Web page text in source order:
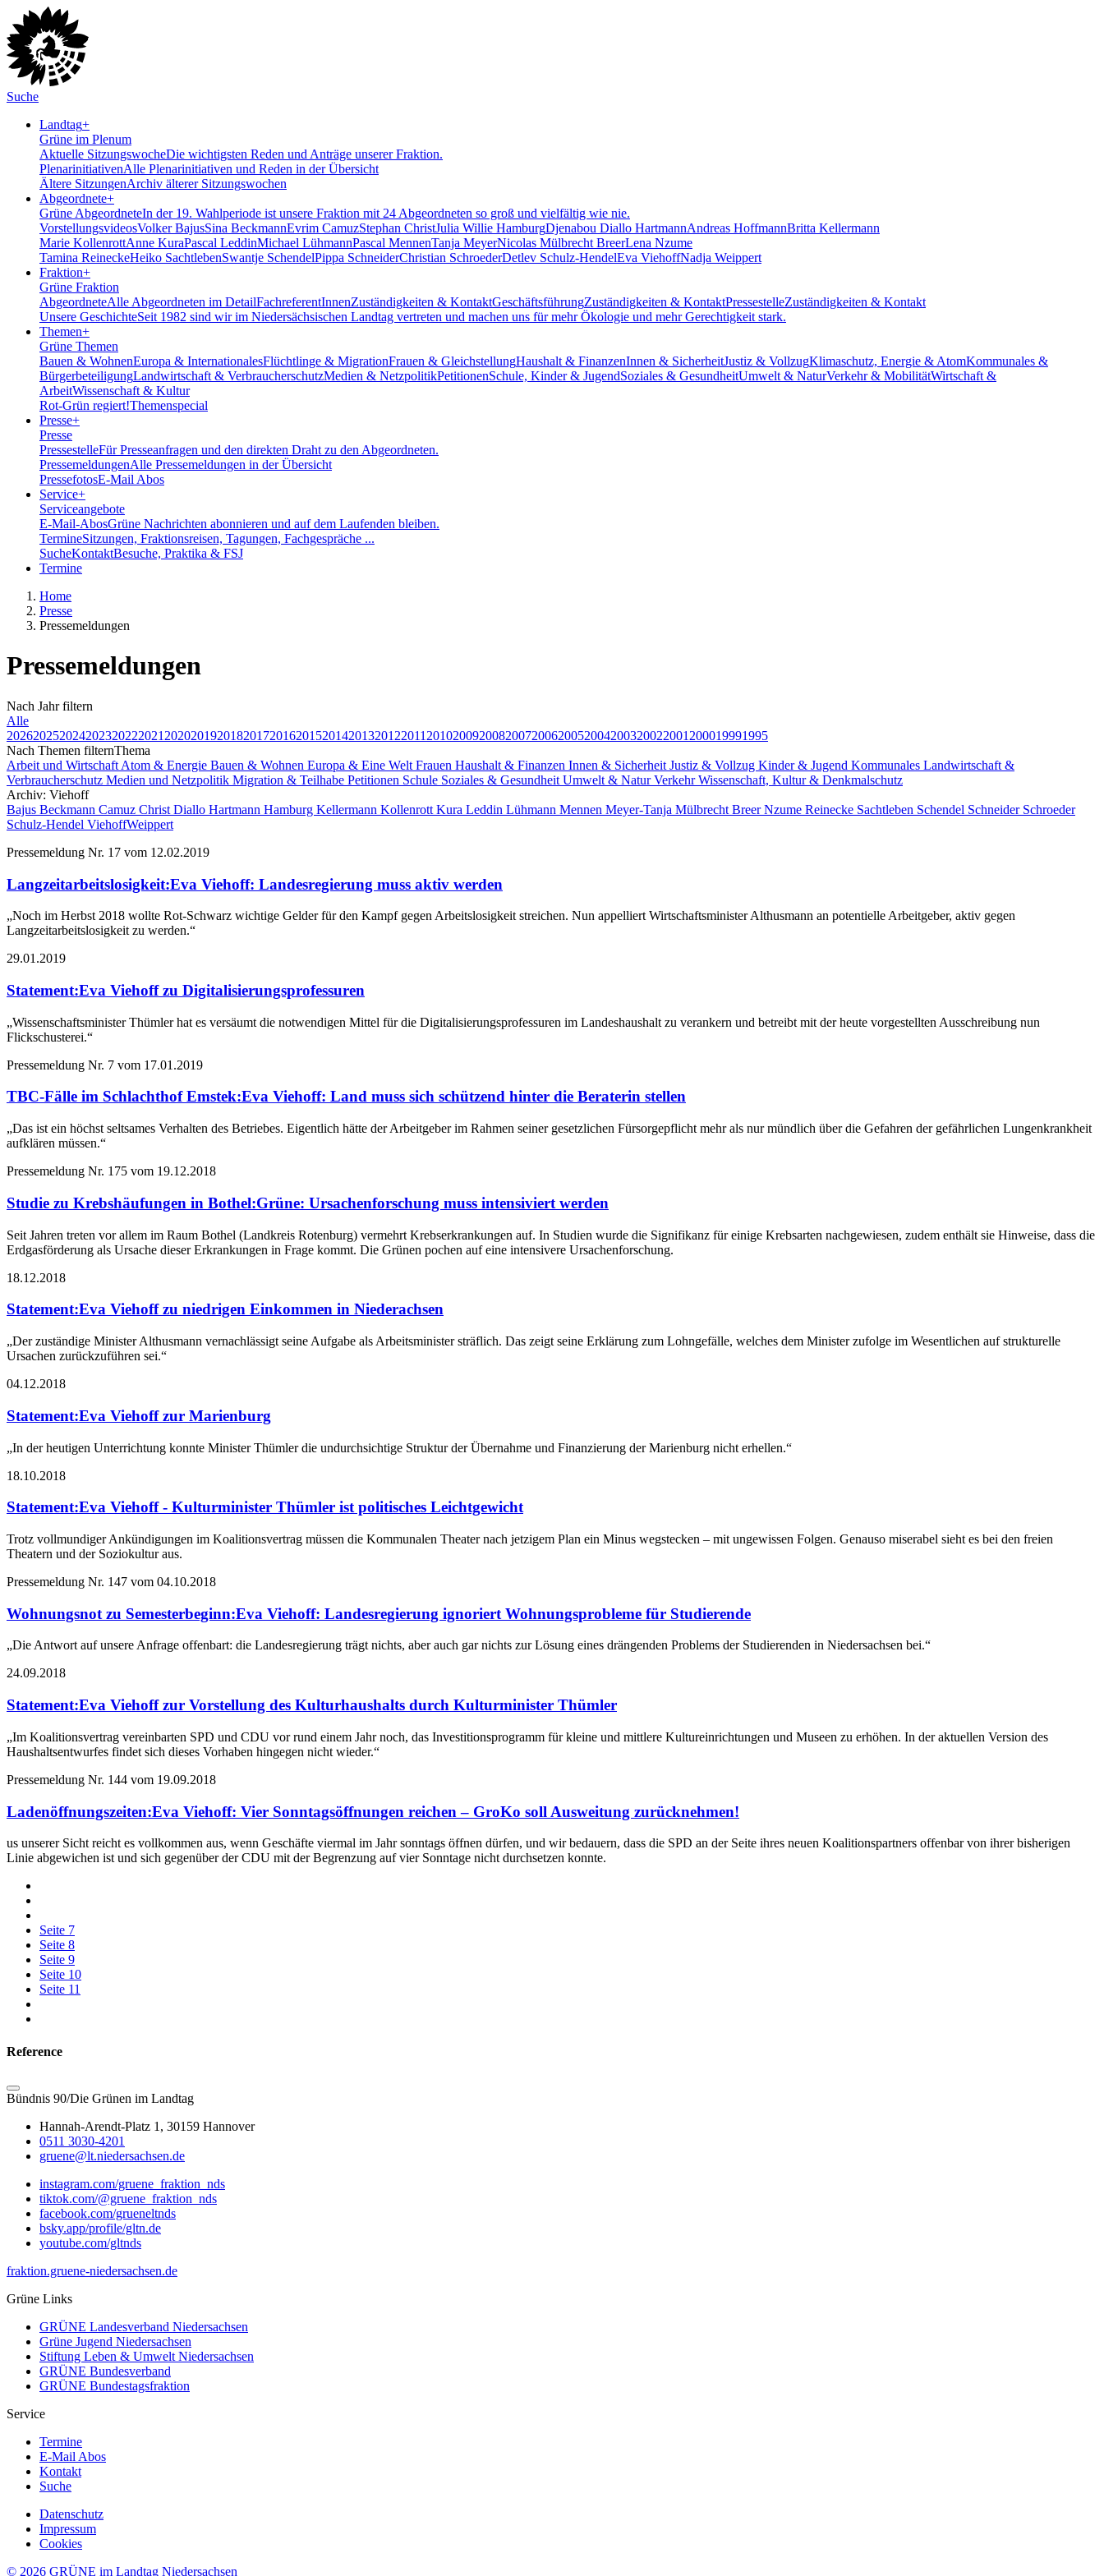
Suche
Landtag+
Grüne im Plenum
Aktuelle SitzungswocheDie wichtigsten Reden und Anträge unserer Fraktion.
PlenarinitiativenAlle Plenarinitiativen und Reden in der Übersicht
Ältere SitzungenArchiv älterer Sitzungswochen
Abgeordnete+
Grüne AbgeordneteIn der 19. Wahlperiode ist unsere Fraktion mit 24 Abgeordneten so groß und vielfältig wie nie.
VorstellungsvideosVolker BajusSina BeckmannEvrim CamuzStephan ChristJulia Willie HamburgDjenabou Diallo HartmannAndreas HoffmannBritta Kellermann
Marie KollenrottAnne KuraPascal LeddinMichael LühmannPascal MennenTanja MeyerNicolas Mülbrecht BreerLena Nzume
Tamina ReineckeHeiko SachtlebenSwantje SchendelPippa SchneiderChristian SchroederDetlev Schulz-HendelEva ViehoffNadja Weippert
Fraktion+
Grüne Fraktion
AbgeordneteAlle Abgeordneten im DetailFachreferentInnenZuständigkeiten & KontaktGeschäftsführungZuständigkeiten & KontaktPressestelleZuständigkeiten & Kontakt
Unsere GeschichteSeit 1982 sind wir im Nieder­sächsischen Landtag vertreten und machen uns für mehr Ökologie und mehr Gerechtigkeit stark.
Themen+
Grüne Themen
Bauen & WohnenEuropa & InternationalesFlüchtlinge & MigrationFrauen & GleichstellungHaushalt & FinanzenInnen & SicherheitJustiz & VollzugKlimaschutz, Energie & AtomKommunales &
BürgerbeteiligungLandwirtschaft & VerbraucherschutzMedien & NetzpolitikPetitionenSchule, Kinder & JugendSoziales & GesundheitUmwelt & NaturVerkehr & MobilitätWirtschaft &
ArbeitWissenschaft & Kultur
Rot-Grün regiert!Themenspecial
Presse+
Presse
PressestelleFür Presseanfragen und den direkten Draht zu den Abgeordneten.
PressemeldungenAlle Pressemeldungen in der Übersicht
PressefotosE-Mail Abos
Service+
Serviceangebote
E-Mail-AbosGrüne Nachrichten abonnieren und auf dem Laufenden bleiben.
TermineSitzungen, Fraktionsreisen, Tagungen, Fachgespräche ...
SucheKontaktBesuche, Praktika & FSJ
Termine
Home
Presse
Pressemeldungen
Pressemeldungen
Nach Jahrfiltern
Alle
202620252024202320222021 2020201920182017201620152014201320122011 2010200920082007200620052004200320022001 200019991995
Nach Themen filternThema
Arbeit und Wirtschaft Atom & Energie Bauen & Wohnen Europa & Eine Welt Frauen Haushalt & Finanzen Innen & Sicherheit Justiz & Vollzug Kinder & Jugend Kommunales Landwirtschaft &
Verbraucherschutz Medien und Netzpolitik Migration & Teilhabe Petitionen Schule Soziales & Gesundheit Umwelt & NaturVerkehrWissenschaft, Kultur & Denkmalschutz
Archiv: Viehoff
Bajus Beckmann Camuz Christ Diallo Hartmann Hamburg Kellermann Kollenrott Kura Leddin Lühmann Mennen Meyer-Tanja Mülbrecht BreerNzume Reinecke Sachtleben Schendel Schneider Schroeder
Schulz-Hendel ViehoffWeippert
Pressemeldung Nr. 17 vom 12.02.2019
Langzeitarbeitslosigkeit:Eva Viehoff: Landesregierung muss aktiv werden
„Noch im Herbst 2018 wollte Rot-Schwarz wichtige Gelder für den Kampf gegen Arbeitslosigkeit streichen. Nun appelliert Wirtschaftsminister Althusmann an potentielle Arbeitgeber, aktiv gegen
Langzeitarbeitslosigkeit zu werden.“
29.01.2019
Statement:Eva Viehoff zu Digitalisierungsprofessuren
„Wissenschaftsminister Thümler hat es versäumt die notwendigen Mittel für die Digitalisierungsprofessuren im Landeshaushalt zu verankern und betreibt mit der heute vorgestellten Ausschreibung nun
Flickschusterei.“
Pressemeldung Nr. 7 vom 17.01.2019
TBC-Fälle im Schlachthof Emstek:Eva Viehoff: Land muss sich schützend hinter die Beraterin stellen
„Das ist ein höchst seltsames Verhalten des Betriebes. Eigentlich hätte der Arbeitgeber im Rahmen seiner gesetzlichen Fürsorgepflicht mehr als nur mündlich über die Gefahren der gefährlichen Lungenkrankheit
aufklären müssen.“
Pressemeldung Nr. 175 vom 19.12.2018
Studie zu Krebshäufungen in Bothel:Grüne: Ursachenforschung muss intensiviert werden
Seit Jahren treten vor allem im Raum Bothel (Landkreis Rotenburg) vermehrt Krebserkrankungen auf. In Studien wurde die Signifikanz für einige Krebsarten nachgewiesen, zudem enthält sie Hinweise, dass die
Erdgasförderung als Ursache dieser Erkrankungen in Frage kommt. Die Grünen pochen auf eine intensivere Ursachenforschung.
18.12.2018
Statement:Eva Viehoff zu niedrigen Einkommen in Niederachsen
„Der zuständige Minister Althusmann vernachlässigt seine Aufgabe als Arbeitsminister sträflich. Das zeigt seine Erklärung zum Lohngefälle, welches dem Minister zufolge im Wesentlichen auf strukturelle
Ursachen zurückzuführen sei.“
04.12.2018
Statement:Eva Viehoff zur Marienburg
„In der heutigen Unterrichtung konnte Minister Thümler die undurchsichtige Struktur der Übernahme und Finanzierung der Marienburg nicht erhellen.“
18.10.2018
Statement:Eva Viehoff - Kulturminister Thümler ist politisches Leichtgewicht
Trotz vollmundiger Ankündigungen im Koalitionsvertrag müssen die Kommunalen Theater nach jetzigem Plan ein Minus wegstecken – mit ungewissen Folgen. Genauso miserabel sieht es bei den freien
Theatern und der Soziokultur aus.
Pressemeldung Nr. 147 vom 04.10.2018
Wohnungsnot zu Semesterbeginn:Eva Viehoff: Landesregierung ignoriert Wohnungsprobleme für Studierende
„Die Antwort auf unsere Anfrage offenbart: die Landesregierung trägt nichts, aber auch gar nichts zur Lösung eines drängenden Problems der Studierenden in Niedersachsen bei.“
24.09.2018
Statement:Eva Viehoff zur Vorstellung des Kulturhaushalts durch Kulturminister Thümler
„Im Koalitionsvertrag vereinbarten SPD und CDU vor rund einem Jahr noch, das Investitionsprogramm für kleine und mittlere Kultureinrichtungen und Museen zu erhöhen. In der aktuellen Version des
Haushaltsentwurfes findet sich dieses Vorhaben hingegen nicht wieder.“
Pressemeldung Nr. 144 vom 19.09.2018
Ladenöffnungszeiten:Eva Viehoff: Vier Sonntagsöffnungen reichen – GroKo soll Ausweitung zurücknehmen!
us unserer Sicht reicht es vollkommen aus, wenn Geschäfte viermal im Jahr sonntags öffnen dürfen, und wir bedauern, dass die SPD an der Seite ihres neuen Koalitionspartners offenbar von ihrer bisherigen
Linie abgewichen ist und sich gegenüber der CDU mit der Begrenzung auf vier Sonntage nicht durchsetzen konnte.
Seite 7
Seite 8
Seite 9
Seite 10
Seite 11
Reference
Bündnis 90/Die Grünen im Landtag
Hannah-Arendt-Platz 1, 30159 Hannover
0511 3030-4201
gruene@lt.niedersachsen.de
instagram.com/gruene_fraktion_nds
tiktok.com/@gruene_fraktion_nds
facebook.com/grueneltnds
bsky.app/profile/gltn.de
youtube.com/gltnds
fraktion.gruene-niedersachsen.de
Grüne Links
GRÜNE Landesverband Niedersachsen
Grüne Jugend Niedersachsen
Stiftung Leben & Umwelt Niedersachsen
GRÜNE Bundesverband
GRÜNE Bundestagsfraktion
Service
Termine
E-Mail Abos
Kontakt
Suche
Datenschutz
Impressum
Cookies
© 2026 GRÜNE im Landtag Niedersachsen